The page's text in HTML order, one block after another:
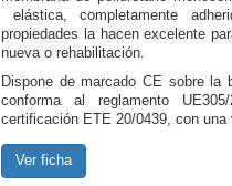
elástica, completamente
propiedades la hacen excelente
nueva o rehabilitación.
Dispone de marcado CE sobre la
conforma al reglamento
certificación ETE 20/0439, con
Ver ficha